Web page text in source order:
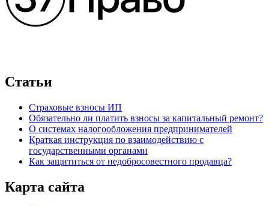
Статьи
Страховые взносы ИП
Обязательно ли платить взносы за капитальный ремонт?
О системах налогообложения предпринимателей
Краткая инструкция по взаимодействию с
государственными органами
Как защититься от недобросовестного продавца?
Карта сайта